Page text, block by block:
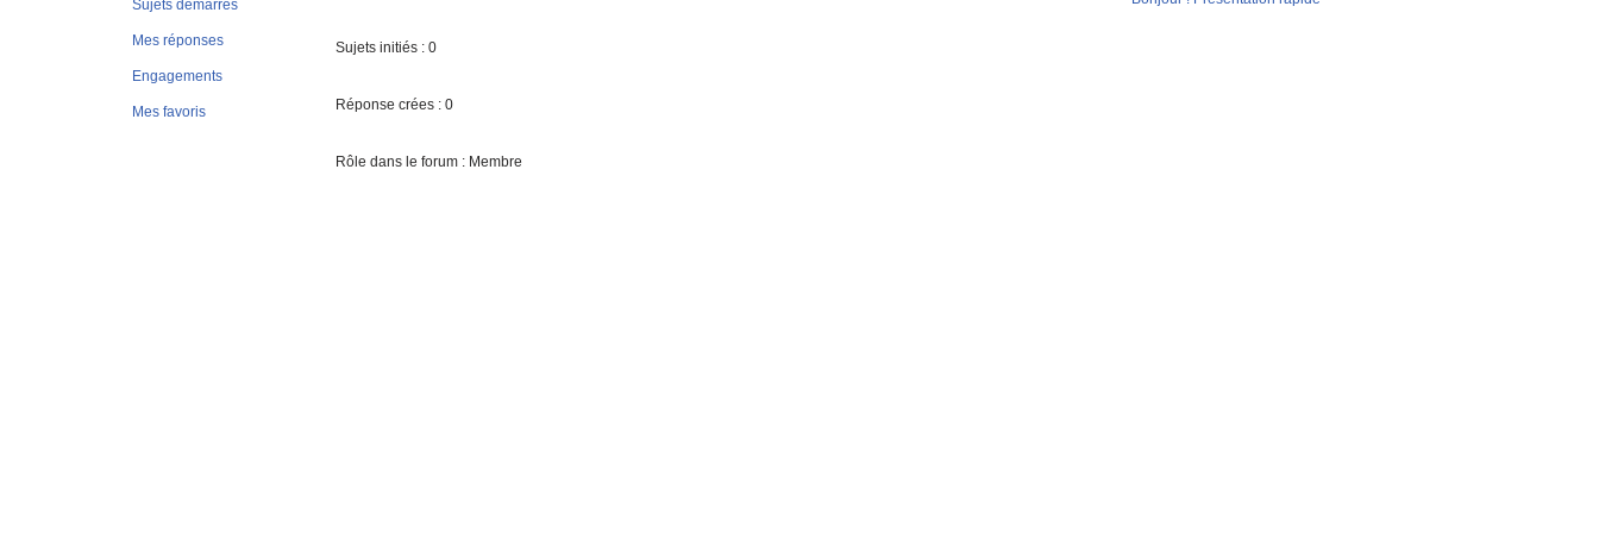
Sujets démarrés
Mes réponses
Engagements
Mes favoris
Sujets initiés : 0
Réponse crées : 0
Rôle dans le forum : Membre